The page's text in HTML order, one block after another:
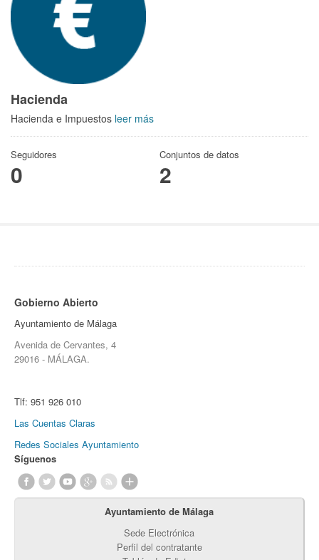
Hacienda
Hacienda e Impuestos leer más
Seguidores
0
Conjuntos de datos
2
Gobierno Abierto
Ayuntamiento de Málaga
Avenida de Cervantes, 4
29016 - MÁLAGA.
Tlf: 951 926 010
Las Cuentas Claras
Redes Sociales Ayuntamiento
Síguenos
Ayuntamiento de Málaga
Sede Electrónica
Perfil del contratante